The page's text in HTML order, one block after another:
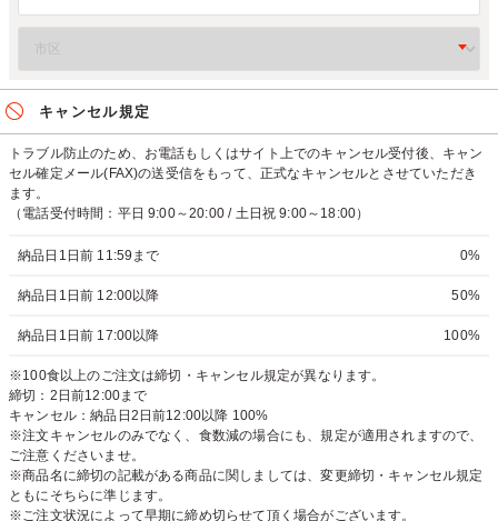
キャンセル規定
トラブル防止のため、お電話もしくはサイト上でのキャンセル受付後、キャン
セル確定メール(FAX)の送受信をもって、正式なキャンセルとさせていただき
ます。
（電話受付時間：平日 9:00～20:00 / 土日祝 9:00～18:00）
納品日1日前 11:59まで 0%
納品日1日前 12:00以降 50%
納品日1日前 17:00以降 100%
※100食以上のご注文は締切・キャンセル規定が異なります。
締切：2日前12:00まで
キャンセル：納品日2日前12:00以降 100%
※注文キャンセルのみでなく、食数減の場合にも、規定が適用されますので、
ご注意くださいませ。
※商品名に締切の記載がある商品に関しましては、変更締切・キャンセル規定
ともにそちらに準じます。
※ご注文状況によって早期に締め切らせて頂く場合がございます。